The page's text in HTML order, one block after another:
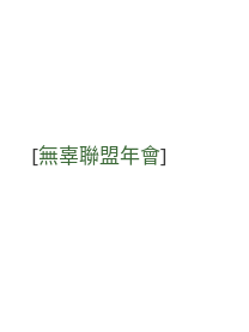
[無辜聯盟年會]